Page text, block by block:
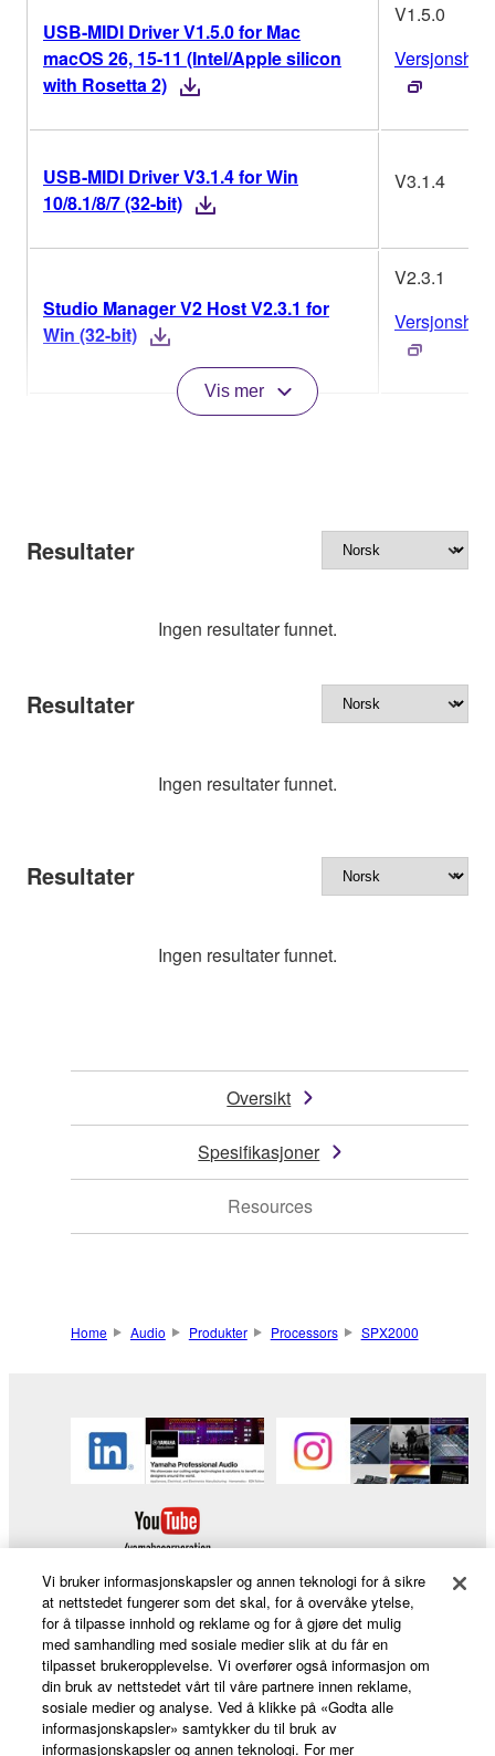
USB-MIDI Driver V1.5.0 for Mac
macOS 26, 15-11 (Intel/Apple silicon
with Rosetta 2)
V1.5.0
USB-MIDI Driver V3.1.4 for Win
10/8.1/8/7 (32-bit)
V3.1.4
Studio Manager V2 Host V2.3.1 for
Win (32-bit)
V2.3.1
Vis mer
Resultater
Ingen resultater funnet.
Resultater
Ingen resultater funnet.
Resultater
Ingen resultater funnet.
Oversikt
Spesifikasjoner
Resources
Home Audio Produkter Processors SPX2000
Products & Solutions
News
Vi bruker informasjonskapsler og annen teknologi for å sikre
at nettstedet fungerer som det skal, for å overvåke ytelse,
for å tilpasse innhold og reklame og for å gjøre det mulig
med samhandling med sosiale medier slik at du får en
tilpasset brukeropplevelse. Vi overfører også informasjon om
din bruk av nettstedet vårt til våre partnere innen reklame,
sosiale medier og analyse. Ved å klikke på «Godta alle
informasjonskapsler» samtykker du til bruk av
informasjonskapsler og annen teknologi. For mer